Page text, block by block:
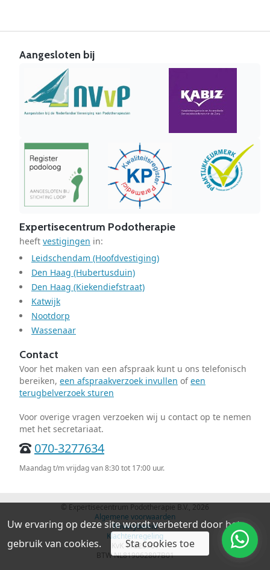
Aangesloten bij
Expertisecentrum Podotherapie
heeft vestigingen in:
Leidschendam (Hoofdvestiging)
Den Haag (Hubertusduin)
Den Haag (Kiekendiefstraat)
Katwijk
Nootdorp
Wassenaar
Contact
Voor het maken van een afspraak kunt u ons telefonisch
bereiken, een afspraakverzoek invullen ofeen
terugbelverzoek sturen
Voor overige vragen verzoeken wij u contact op te nemen
met het secretariaat.
070-3277634
Maandag t/m vrijdag van 8:30 tot 17:00 uur.
© Expertisecentrum Podotherapie B.V., 2026
Algemene voorwaarden
Privacybeleid
Klachtenregeling
KvK 17220761
BTW NL819062807B01
Uw ervaring op deze site wordt verbeterd door het
gebruik van cookies.
Sta cookies toe